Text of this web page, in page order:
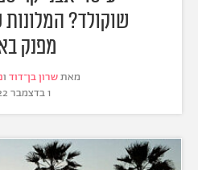
שוקולד?
מפנק
מאתשרון בן־דוד ו
1 בדצמבר 2022